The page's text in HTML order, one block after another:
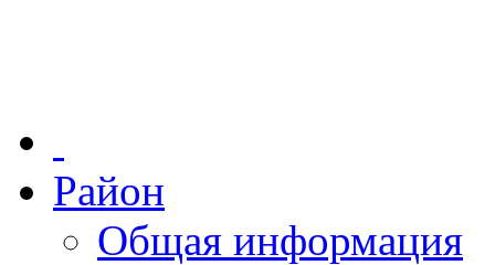
Район
Общая информация